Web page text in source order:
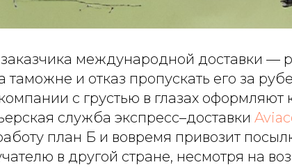
международной доставки —
таможне и отказ пропускать его за
с грустью в глазах оформляют
служба экспресс–доставки
план Б и вовремя привозит
в другой стране, несмотря на